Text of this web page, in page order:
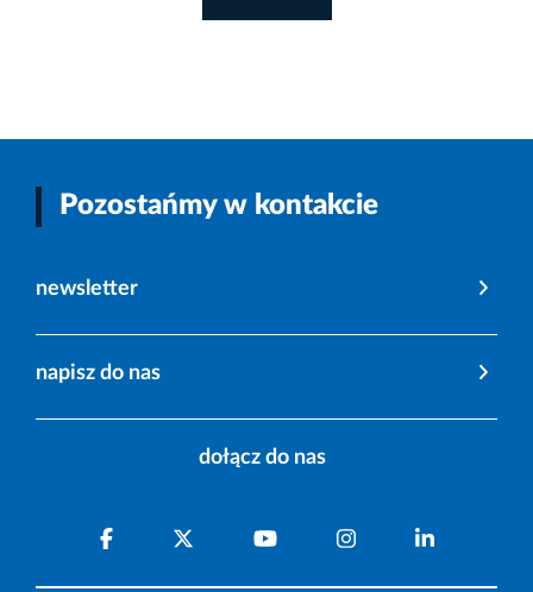
Pozostańmy w kontakcie
newsletter
napisz do nas
dołącz do nas